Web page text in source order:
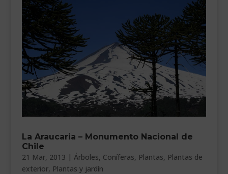
PLANTAS
COMPLEMENTOS JARDÍN
MASCOTAS
DECORACIÓN
HORARIO GARDEN
___________________________
VEURE EN CATALÀ
La Araucaria – Monumento Nacional de
Chile
21 Mar, 2013 | Árboles, Coníferas, Plantas, Plantas de
exterior, Plantas y jardín